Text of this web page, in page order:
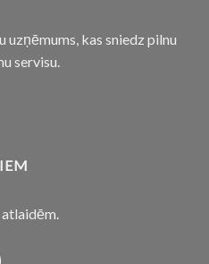
kas sniedz pilnu
servisu.
atlaidēm.